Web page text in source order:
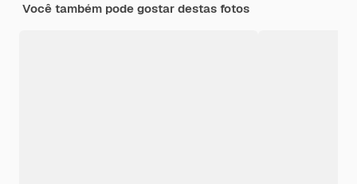
Você também pode gostar destas fotos